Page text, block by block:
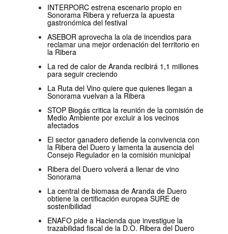
INTERPORC estrena escenario propio en
Sonorama Ribera y refuerza la apuesta
gastronómica del festival
ASEBOR aprovecha la ola de incendios para
reclamar una mejor ordenación del territorio en
la Ribera
La red de calor de Aranda recibirá 1,1 millones
para seguir creciendo
La Ruta del Vino quiere que quienes llegan a
Sonorama vuelvan a la Ribera
STOP Biogás critica la reunión de la comisión de
Medio Ambiente por excluir a los vecinos
afectados
El sector ganadero defiende la convivencia con
la Ribera del Duero y lamenta la ausencia del
Consejo Regulador en la comisión municipal
Ribera del Duero volverá a llenar de vino
Sonorama
La central de biomasa de Aranda de Duero
obtiene la certificación europea SURE de
sostenibilidad
ENAFO pide a Hacienda que investigue la
trazabilidad fiscal de la D.O. Ribera del Duero